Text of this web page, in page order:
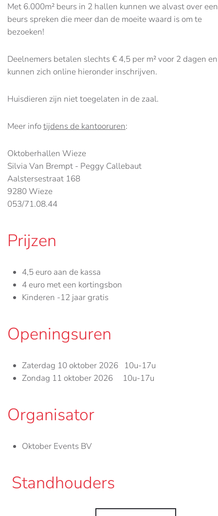
Met 6.000m² beurs in 2 hallen kunnen we alvast over een
beurs spreken die meer dan de moeite waard is om te
bezoeken!
Deelnemers betalen slechts € 4,5 per m² voor 2 dagen en
kunnen zich online hieronder inschrijven.
Huisdieren zijn niet toegelaten in de zaal.
Meer infotijdens de kantooruren:
Oktoberhallen Wieze
Silvia Van Brempt - Peggy Callebaut
Aalstersestraat 168
9280 Wieze
053/71.08.44
Prijzen
4,5 euro aan de kassa
4 euro met een kortingsbon
Kinderen -12 jaar gratis
Openingsuren
Zaterdag 10 oktober 2026 10u-17u
Zondag 11 oktober 2026 10u-17u
Organisator
Oktober Events BV
Standhouders